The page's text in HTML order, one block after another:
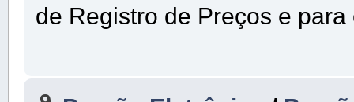
de Registro de Preços e